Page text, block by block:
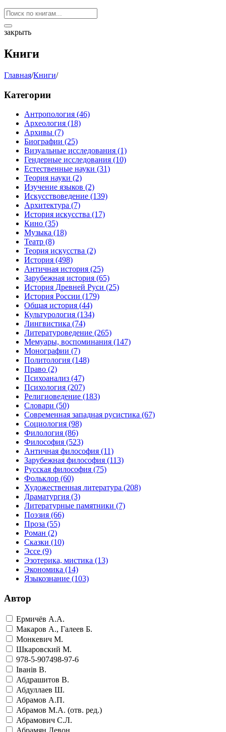
закрыть
Книги
Главная/Книги/
Категории
Антропология (46)
Археология (18)
Архивы (7)
Биографии (25)
Визуальные исследования (1)
Гендерные исследования (10)
Естественные науки (31)
Теория науки (2)
Изучение языков (2)
Искусствоведение (139)
Архитектура (7)
История искусства (17)
Кино (35)
Музыка (18)
Театр (8)
Теория искусства (2)
История (498)
Античная история (25)
Зарубежная история (65)
История Древней Руси (25)
История России (179)
Общая история (44)
Культурология (134)
Лингвистика (74)
Литературоведение (265)
Мемуары, воспоминания (147)
Монографии (7)
Политология (148)
Право (2)
Психоанализ (47)
Психология (207)
Религиоведение (183)
Словари (50)
Современная западная русистика (67)
Социология (98)
Филология (86)
Философия (523)
Античная философия (11)
Зарубежная философия (113)
Русская философия (75)
Фольклор (60)
Художественная литература (208)
Драматургия (3)
Литературные памятники (7)
Поэзия (66)
Проза (55)
Роман (2)
Сказки (10)
Эссе (9)
Эзотерика, мистика (13)
Экономика (14)
Языкознание (103)
Автор
Ермичёв А.А.
Макаров А., Галеев Б.
Монкевич М.
Шкаровский М.
978-5-907498-97-6
Iванiв В.
Абдрашитов В.
Абдуллаев Ш.
Абрамов А.П.
Абрамов М.А. (отв. ред.)
Абрамович С.Л.
Абрамян Левон